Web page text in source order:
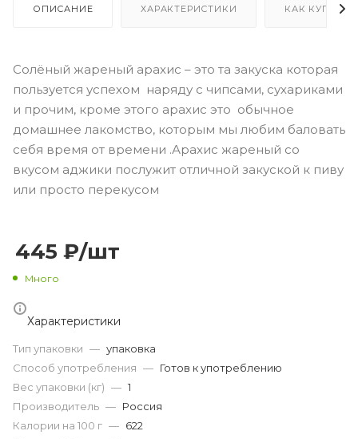
ОПИСАНИЕ ХАРАКТЕРИСТИКИ КАК КУПИТЬ
Солёный жареный арахис – это та закуска которая
пользуется успехом наряду с чипсами, сухариками
и прочим, кроме этого арахис это обычное
домашнее лакомство, которым мы любим баловать
себя время от времени .Арахис жареный со
вкусом аджики послужит отличной закуской к пиву
или просто перекусом
445 ₽/шт
Много
Характеристики
Тип упаковки — упаковка
Способ употребления — Готов к употреблению
Вес упаковки (кг) — 1
Производитель — Россия
Калории на 100 г — 622